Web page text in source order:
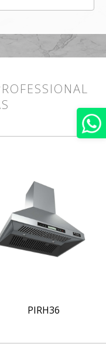
PIRH36